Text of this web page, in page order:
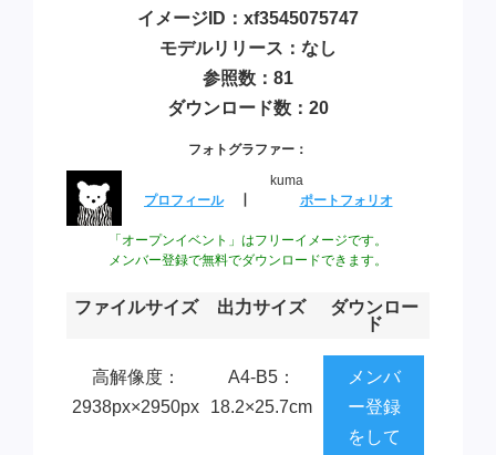
イメージID：xf3545075747
モデルリリース：なし
参照数：81
ダウンロード数：20
フォトグラファー：
kuma
プロフィール
ポートフォリオ
「オープンイベント」はフリーイメージです。
メンバー登録で無料でダウンロードできます。
ファイルサイズ 出力サイズ
ダウンロー
ド
高解像度：
2938px×2950px
A4-B5：
18.2×25.7cm
メンバ
ー登録
をして